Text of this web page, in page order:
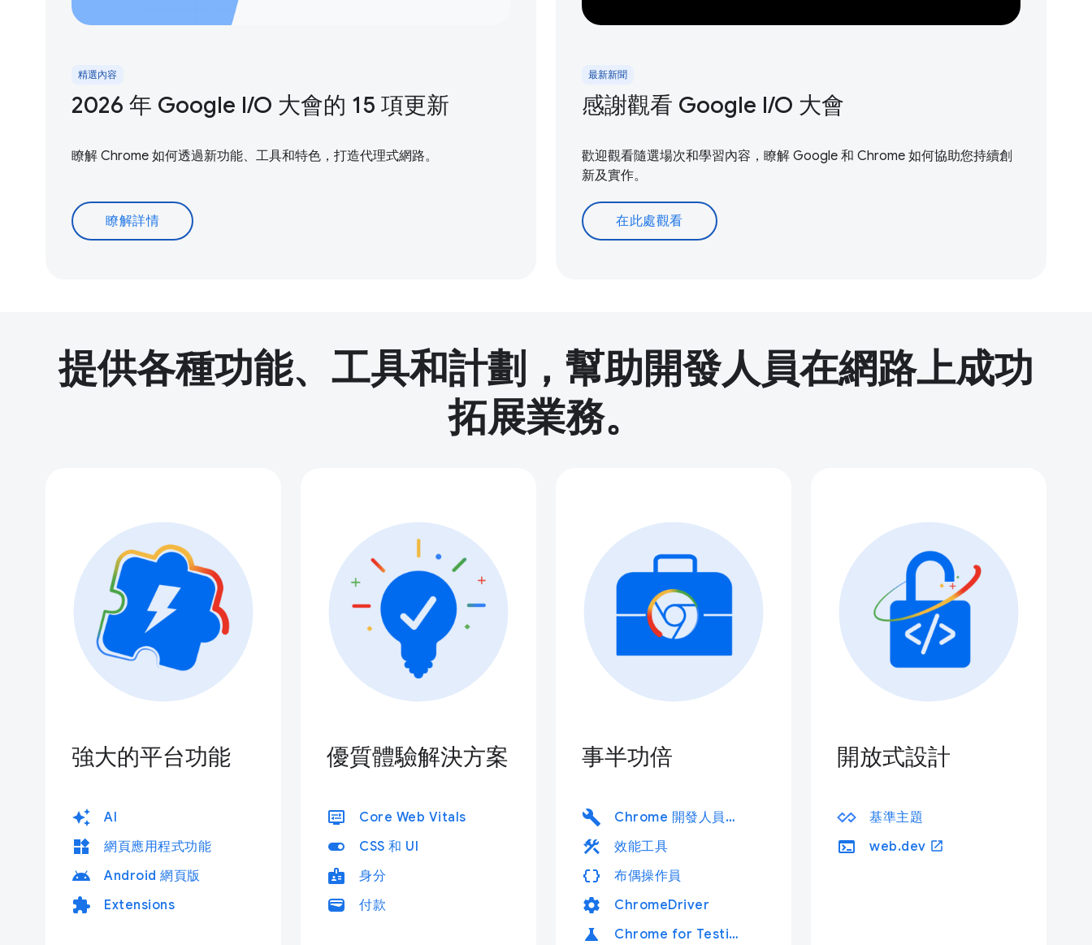
精選內容
2026 年 Google I/O 大會的 15 項更新
瞭解 Chrome 如何透過新功能、工具和特色，打造代理式網路。
瞭解詳情
最新新聞
感謝觀看 Google I / O 大會
歡迎觀看隨選場次和學習內容，瞭解 Google 和 Chrome 如何協助您持續創
新及實作。
在此處觀看
提供各種功能、工具和計劃，幫助開發人員在網路上成功
拓展業務。
強大的平台功能
auto_awesome AI
widgets 網頁應用程式功能
android Android 網頁版
extension Extensions
優質體驗解決方案
display_settings Core Web Vitals
toggle_on CSS 和 UI
badge 身分
wallet 付款
事半功倍
build Chrome 開發人員工具
construction 效能工具
data_object 布偶操作員
settings ChromeDriver
science Chrome for Testing
開放式設計
基準主題
terminal web.dev open_in_new